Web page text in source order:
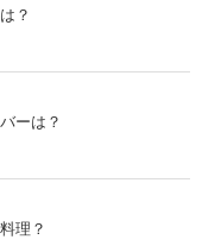
？
ーは？
理？